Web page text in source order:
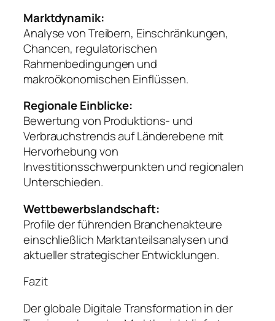
Marktdynamik:
Analyse von Treibern, Einschränkungen,
Chancen, regulatorischen
Rahmenbedingungen und
makroökonomischen Einflüssen.
Regionale Einblicke:
Bewertung von Produktions- und
Verbrauchstrends auf Länderebene mit
Hervorhebung von
Investitionsschwerpunkten und regionalen
Unterschieden.
Wettbewerbslandschaft:
Profile der führenden Branchenakteure
einschließlich Marktanteilsanalysen und
aktueller strategischer Entwicklungen.
Fazit
Der globale Digitale Transformation in der